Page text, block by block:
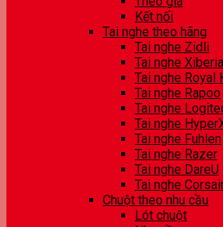
Kết nối
Tai nghe theo hãng
Tai nghe Zidli
Tai nghe Xiberia
Tai nghe Royal
Tai nghe Rapoo
Tai nghe
Tai nghe
Tai nghe Fuhlen
Tai nghe Razer
Tai nghe DareU
Tai nghe
Chuột theo nhu cầu
Lót chuột